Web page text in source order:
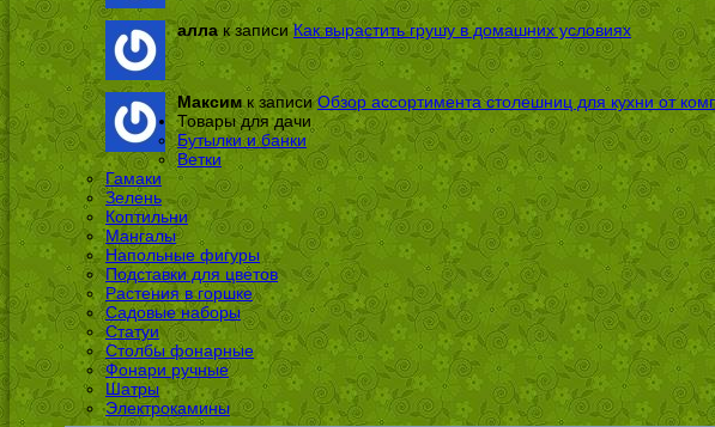
алла к записиКак вырастить грушу в домашних условиях
Максимк записиОбзор ассортимента столешниц для кухни от
Товары для дачи
Бутылки и банки
Ветки
Гамаки
Зелень
Коптильни
Мангалы
Напольные фигуры
Подставки для цветов
Растения в горшке
Садовые наборы
Статуи
Столбы фонарные
Фонари ручные
Шатры
Электрокамины